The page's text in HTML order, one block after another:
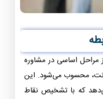
اساسی در مشاوره
محسوب می‌شود. این
که با تشخیص نقاط